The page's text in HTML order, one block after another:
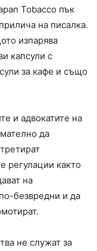
Tobacco пък
на писалка.
изпарява
капсули с
за кафе и също
и адвокатите на
да
регулации както
на
безвредни и да
не служат за